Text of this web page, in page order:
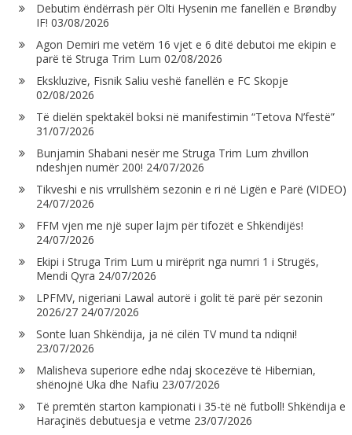
Debutim ëndërrash për Olti Hysenin me fanellën e Brøndby
IF! 03/08/2026
Agon Demiri me vetëm 16 vjet e 6 ditë debutoi me ekipin e
parë të Struga Trim Lum 02/08/2026
Ekskluzive, Fisnik Saliu veshë fanellën e FC Skopje
02/08/2026
Të dielën spektakël boksi në manifestimin “Tetova N’festë”
31/07/2026
Bunjamin Shabani nesër me Struga Trim Lum zhvillon
ndeshjen numër 200! 24/07/2026
Tikveshi e nis vrrullshëm sezonin e ri në Ligën e Parë (VIDEO)
24/07/2026
FFM vjen me një super lajm për tifozët e Shkëndijës!
24/07/2026
Ekipi i Struga Trim Lum u mirëprit nga numri 1 i Strugës,
Mendi Qyra 24/07/2026
LPFMV, nigeriani Lawal autorë i golit të parë për sezonin
2026/27 24/07/2026
Sonte luan Shkëndija, ja në cilën TV mund ta ndiqni!
23/07/2026
Malisheva superiore edhe ndaj skocezëve të Hibernian,
shënojnë Uka dhe Nafiu 23/07/2026
Të premtën starton kampionati i 35-të në futboll! Shkëndija e
Haraçinës debutuesja e vetme 23/07/2026